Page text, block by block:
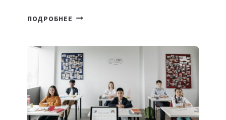
ПОДРОБНЕЕ ОТКРЫТ
DEAL
VELOCITY
BY
MOST
—
МЕЖДУНАРОДНУЮ